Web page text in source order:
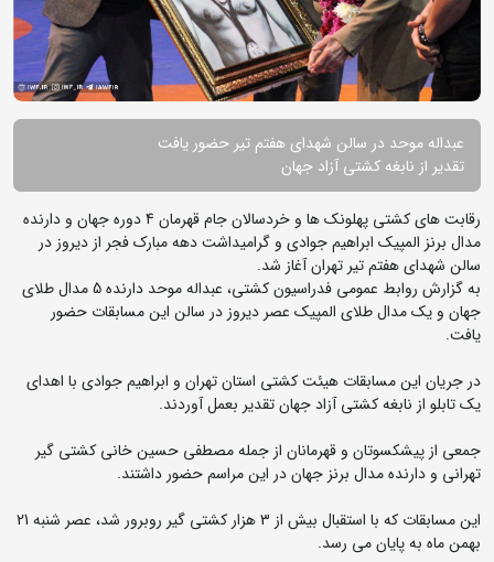
عبداله موحد در سالن شهدای هفتم تیر حضور یافت
تقدیر از نابغه کشتی آزاد جهان
رقابت های کشتی پهلونک ها و خردسالان جام قهرمان 4 دوره جهان و دارنده
مدال برنز المپیک ابراهیم جوادی و گرامیداشت دهه مبارک فجر از دیروز در
سالن شهدای هفتم تیر تهران آغاز شد.
به گزارش روابط عمومی فدراسیون کشتی، عبداله موحد دارنده 5 مدال طلای
جهان و یک مدال طلای المپیک عصر دیروز در سالن این مسابقات حضور
یافت.
در جریان این مسابقات هیئت کشتی استان تهران و ابراهیم جوادی با اهدای
یک تابلو از نابغه کشتی آزاد جهان تقدیر بعمل آوردند.
جمعی از پیشکسوتان و قهرمانان از جمله مصطفی حسین خانی کشتی گیر
تهرانی و دارنده مدال برنز جهان در این مراسم حضور داشتند.
این مسابقات که با استقبال بیش از 3 هزار کشتی گیر روبرور شد، عصر شنبه 21
بهمن ماه به پایان می رسد.